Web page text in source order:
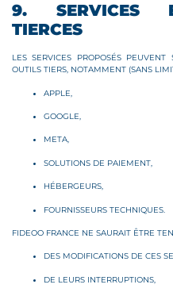
9. SERVICES
TIERCES
LES SERVICES PROPOSÉS PEUVENT
OUTILS TIERS, NOTAMMENT (SANS
APPLE,
GOOGLE,
META,
SOLUTIONS DE PAIEMENT,
HÉBERGEURS,
FOURNISSEURS TECHNIQUES.
FIDEOO FRANCE NE SAURAIT ÊTRE
DES MODIFICATIONS DE CES
DE LEURS INTERRUPTIONS,